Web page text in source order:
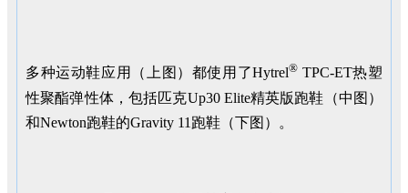
多种运动鞋应用（上图）都使用了Hytrel® TPC-ET热塑
性聚酯弹性体，包括匹克Up30 Elite精英版跑鞋（中图）
和Newton跑鞋的Gravity 11跑鞋（下图）。